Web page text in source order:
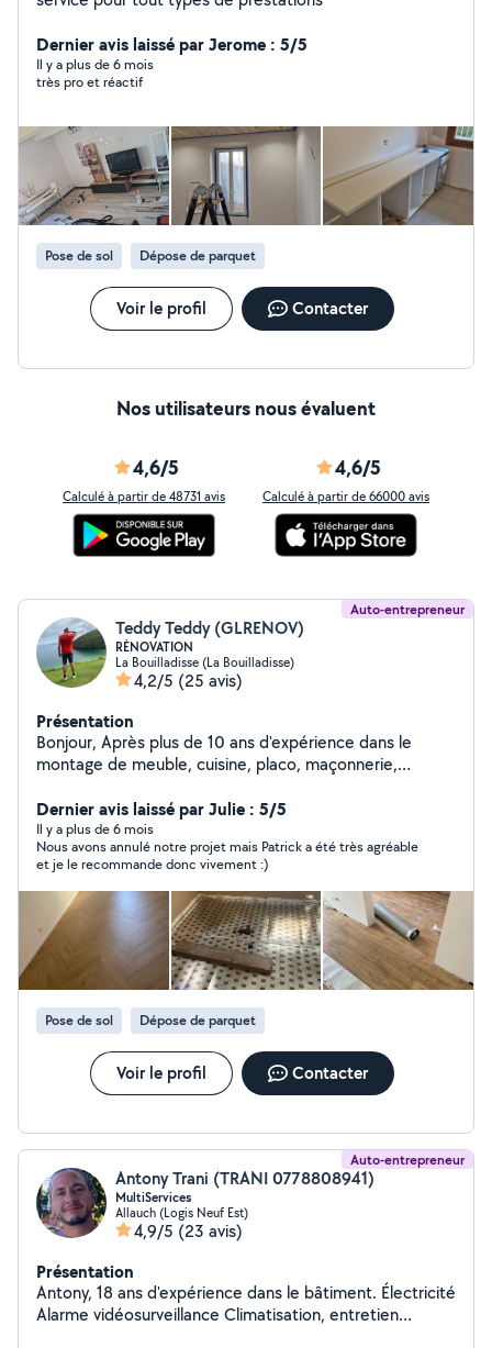
Dernier avis laissé par Jerome : 5/5
Il y a plus de 6 mois
très pro et réactif
Pose de sol Dépose de parquet
Voir le profil Contacter
Nos utilisateurs nous évaluent
4,6/5
Calculé à partir de 48731 avis
4,6/5
Calculé à partir de 66000 avis
Auto-entrepreneur
Teddy Teddy (GLRENOV)
RÉNOVATION
La Bouilladisse (La Bouilladisse)
4,2/5 (25 avis)
Présentation
Bonjour, Après plus de 10 ans d'expérience dans le
montage de meuble, cuisine, placo, maçonnerie,
est la satisfaction de mes clients. Je suis disponible
pour vous faire un devis gratuitement, donner des
conseils, Je vous laisse découvrir quelques une devis
mes réalisations dans mes photos ou bien visiter ma
page Facebook. Je suis à votre disposition. Merci Teddy
GLRENOV
Dernier avis laissé par Julie : 5/5
Il y a plus de 6 mois
Nous avons annulé notre projet mais Patrick a été très agréable
et je le recommande donc vivement :)
Pose de sol Dépose de parquet
Voir le profil Contacter
Auto-entrepreneur
Antony Trani (TRANI 0778808941)
MultiServices
Allauch (Logis Neuf Est)
4,9/5 (23 avis)
Présentation
Antony, 18 ans d'expérience dans le bâtiment. Électricité
Alarme vidéosurveillance Climatisation, entretien